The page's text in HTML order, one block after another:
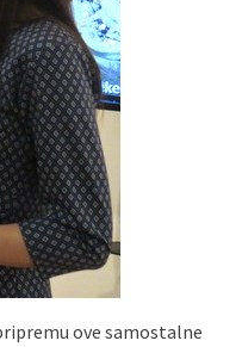
ove samostalne